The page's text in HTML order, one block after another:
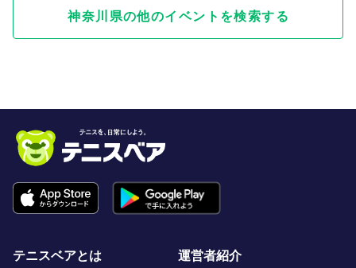
神奈川県の他のイベントを検索する
テニスベアとは 運営者紹介